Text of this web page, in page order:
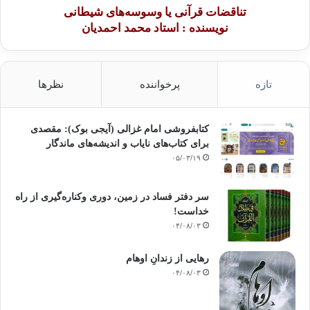
تناقضات قرآنی یا وسوسه‌های شیطانی
نویسنده : استاد محمد احمدیان
تازه پرخواننده نظرها
کتابفروشی امام غزالی (آیجی بوک): مقصدی
برای کتاب‌های نایاب و اندیشه‌های ماندگار
۰۵/۰۳/۱۹
سر دفتر فساد در زمین‌، دوری وکناره‌گیری از راه
خداست‌!
۰۴/۰۸/۰۳
رهایی از زندانِ اوهام
۰۴/۰۸/۰۳